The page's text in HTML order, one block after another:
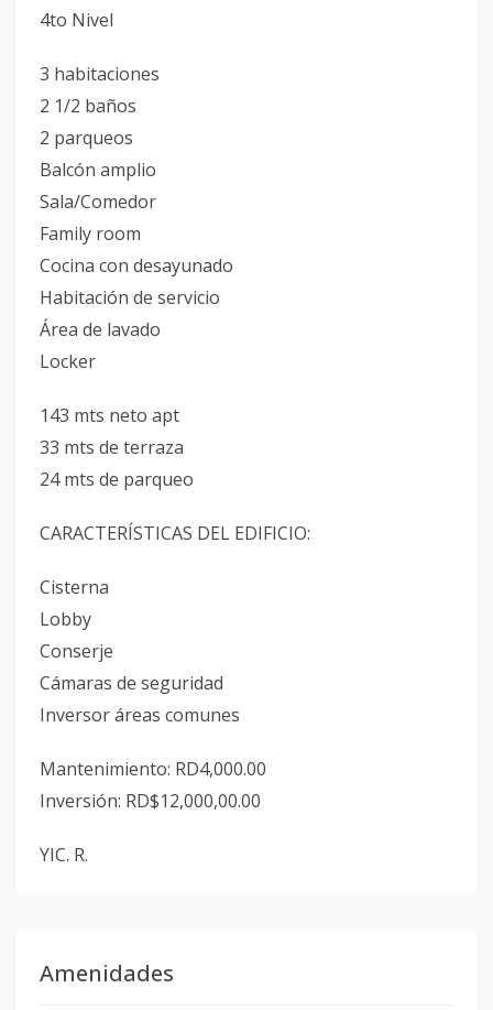
4to Nivel
⁠3 habitaciones
2 1/2 baños
⁠2 parqueos
Balcón amplio
Sala/Comedor
Family room
Cocina con desayunado
Habitación de servicio
⁠Área de lavado
Locker
143 mts neto apt
33 mts de terraza
24 mts de parqueo
CARACTERÍSTICAS DEL EDIFICIO:
Cisterna
Lobby
Conserje
Cámaras de seguridad
Inversor áreas comunes
Mantenimiento: RD4,000.00
Inversión: RD$12,000,00.00
YIC. R.
Amenidades